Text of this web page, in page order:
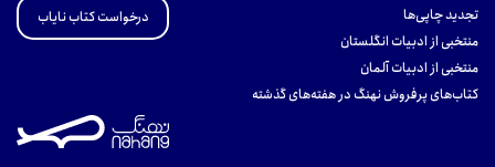
تجدید چاپی‌ها
منتخبی از ادبیات انگلستان
منتخبی از ادبیات آلمان
کتاب‌های پرفروش نهنگ در هفته‌های گذشته
درخواست کتاب نایاب